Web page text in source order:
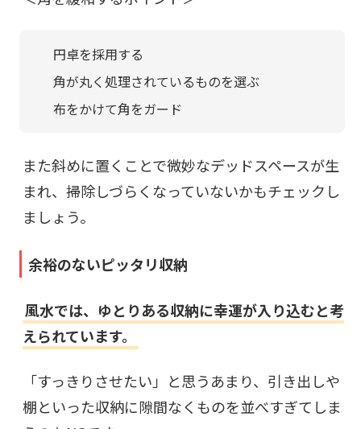
円卓を採用する
角が丸く処理されているものを選ぶ
布をかけて角をガード
また斜めに置くことで微妙なデッドスペースが生
まれ、掃除しづらくなっていないかもチェックし
ましょう。
余裕のないピッタリ収納
風水では、ゆとりある収納に幸運が入り込むと考
えられています。
「すっきりさせたい」と思うあまり、引き出しや
棚といった収納に隙間なくものを並べすぎてしま